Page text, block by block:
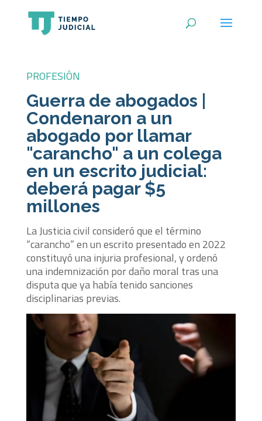
PROFESIÓN
Guerra de abogados |
Condenaron a un
abogado por llamar
"carancho" a un colega
en un escrito judicial:
deberá pagar $5
millones
La Justicia civil consideró que el término
“carancho” en un escrito presentado en 2022
constituyó una injuria profesional, y ordenó
una indemnización por daño moral tras una
disputa que ya había tenido sanciones
disciplinarias previas.